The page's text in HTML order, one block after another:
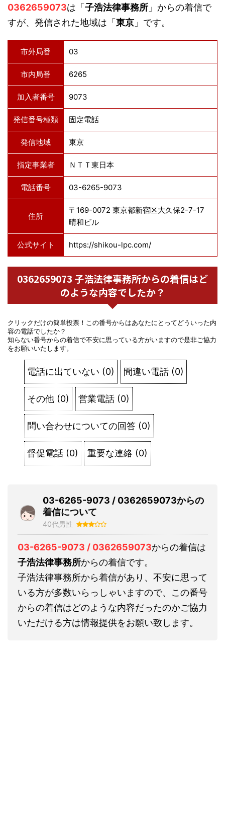
0362659073は「 子浩法律事務所 」からの着信で
すが、発信された地域は「 東京 」です。
市外局番 03
市内局番 6265
加入者番号 9073
発信番号種類 固定電話
発信地域 東京
指定事業者 ＮＴＴ東日本
電話番号 03-6265-9073
住所
〒169-0072 東京都新宿区大久保2-7-17
晴和ビル
公式サイト https://shikou-lpc.com/
0362659073 子浩法律事務所からの着信はど
のような内容でしたか？
クリックだけの簡単投票！この番号からはあなたにとってどういった内
容の電話でしたか？
知らない番号からの着信で不安に思っている方がいますので是非ご協力
をお願いいたします。
電話に出ていない (0) 間違い電話 (0)
その他 (0) 営業電話 (0)
問い合わせについての回答 (0)
督促電話 (0) 重要な連絡 (0)
03-6265-9073 / 0362659073からの
着信について
40代男性
03-6265-9073 / 0362659073からの着信は
子浩法律事務所からの着信です。
子浩法律事務所から着信があり、不安に思って
いる方が多数いらっしゃいますので、この番号
からの着信はどのような内容だったのかご協力
いただける方は情報提供をお願い致します。